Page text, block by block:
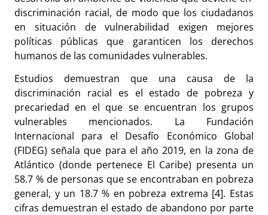
discriminación racial, de modo que los ciudadanos
en situación de vulnerabilidad exigen mejores
políticas públicas que garanticen los derechos
humanos de las comunidades vulnerables.
Estudios demuestran que una causa de la
discriminación racial es el estado de pobreza y
precariedad en el que se encuentran los grupos
vulnerables mencionados. La Fundación
Internacional para el Desafío Económico Global
(FIDEG) señala que para el año 2019, en la zona de
Atlántico (donde pertenece El Caribe) presenta un
58.7 % de personas que se encontraban en pobreza
general, y un 18.7 % en pobreza extrema [4]. Estas
cifras demuestran el estado de abandono por parte